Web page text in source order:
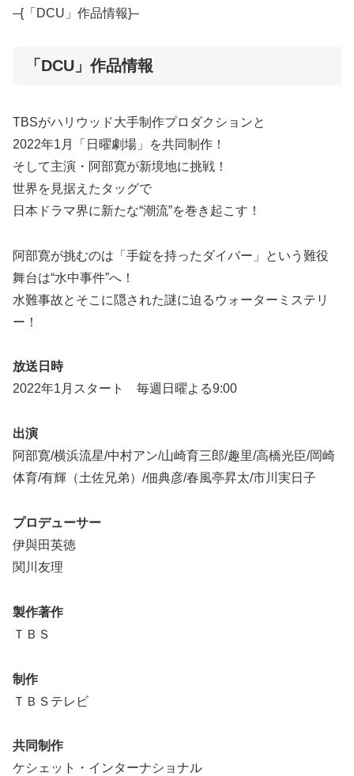
–{「DCU」作品情報}–
「DCU」作品情報
TBSがハリウッド大手制作プロダクションと
2022年1月「日曜劇場」を共同制作！
そして主演・阿部寛が新境地に挑戦！
世界を見据えたタッグで
日本ドラマ界に新たな“潮流”を巻き起こす！
阿部寛が挑むのは「手錠を持ったダイバー」という難役
舞台は“水中事件”へ！
水難事故とそこに隠された謎に迫るウォーターミステリ
ー！
放送日時
2022年1月スタート 毎週日曜よる9:00
出演
阿部寛/横浜流星/中村アン/山崎育三郎/趣里/高橋光臣/岡崎
体育/有輝（土佐兄弟）/佃典彦/春風亭昇太/市川実日子
プロデューサー
伊與田英徳
関川友理
製作著作
ＴＢＳ
制作
ＴＢＳテレビ
共同制作
ケシェット・インターナショナル